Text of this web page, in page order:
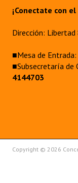
¡Conectate con el
Dirección: Libertad
■Mesa de Entrada:
■Subsecretaría de
4144703
Copyright © 2026